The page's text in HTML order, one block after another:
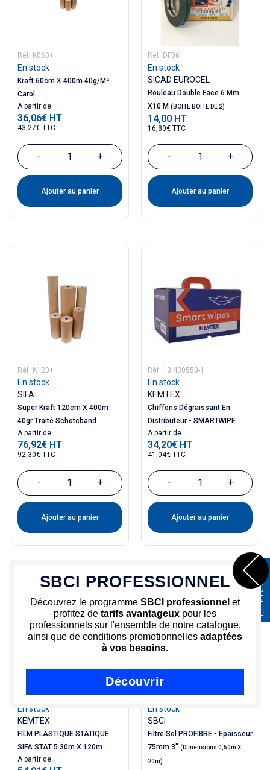
Réf. K060+
En stock
Kraft 60cm X 400m 40g/m²
Carol
Prix
A partir de
36,06€ HT
43,27€ TTC
- +
Ajouter au panier
Réf. DF06
En stock
SICAD EUROCEL
Rouleau Double Face 6 Mm
X10 M (BOITE BOITE DE 2)
Prix
14,00 HT
16,80€ TTC
- +
Ajouter au panier
Réf. K120+
En stock
SIFA
Super Kraft 120cm X 400m
40gr Traité Schotcband
Prix
A partir de
76,92€ HT
92,30€ TTC
- +
Ajouter au panier
Réf. 13.430550-1
En stock
KEMTEX
Chiffons Dégraissant En
Distributeur - SMARTWIPE
Prix
A partir de
34,20€ HT
41,04€ TTC
- +
Ajouter au panier
Réf. 000994
En stock
KEMTEX
FILM PLASTIQUE STATIQUE
SIFA STAT 5.30m X 120m
Prix
A partir de
Voir déclinaisons
Réf. FSXXX
En stock
SBCI
Filtre Sol PROFIBRE - Epaisseur
75mm 3" (Dimensions 0,50m X
20m)
SBCI PROFESSIONNEL
Découvrez le programme SBCI professionnel et
profitez de tarifs avantageux pour les
professionnels sur l'ensemble de notre catalogue,
ainsi que de conditions promotionnelles adaptées
à vos besoins.
Découvrir
FILTRER